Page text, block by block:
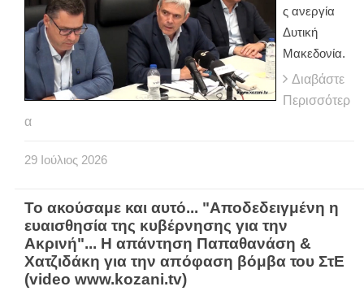
ς ανεργία
Δυτική
Μακεδονία.
Διαβάστε
Περισσότερ
α
29 Ιούλιος 2026
Το ακούσαμε και αυτό... "Αποδεδειγμένη η
ευαισθησία της κυβέρνησης για την
Ακρινή"... Η απάντηση Παπαθανάση &
Χατζιδάκη για την απόφαση βόμβα του ΣτΕ
(video www.kozani.tv)